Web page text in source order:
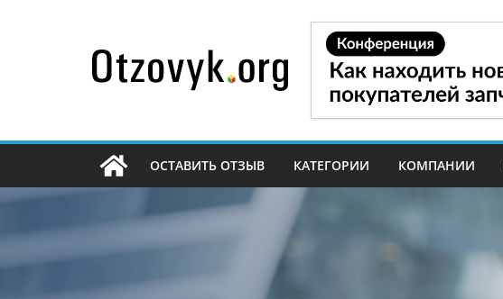
содержимому
ОСТАВИТЬ ОТЗЫВ КАТЕГОРИИ КОМПАНИИ